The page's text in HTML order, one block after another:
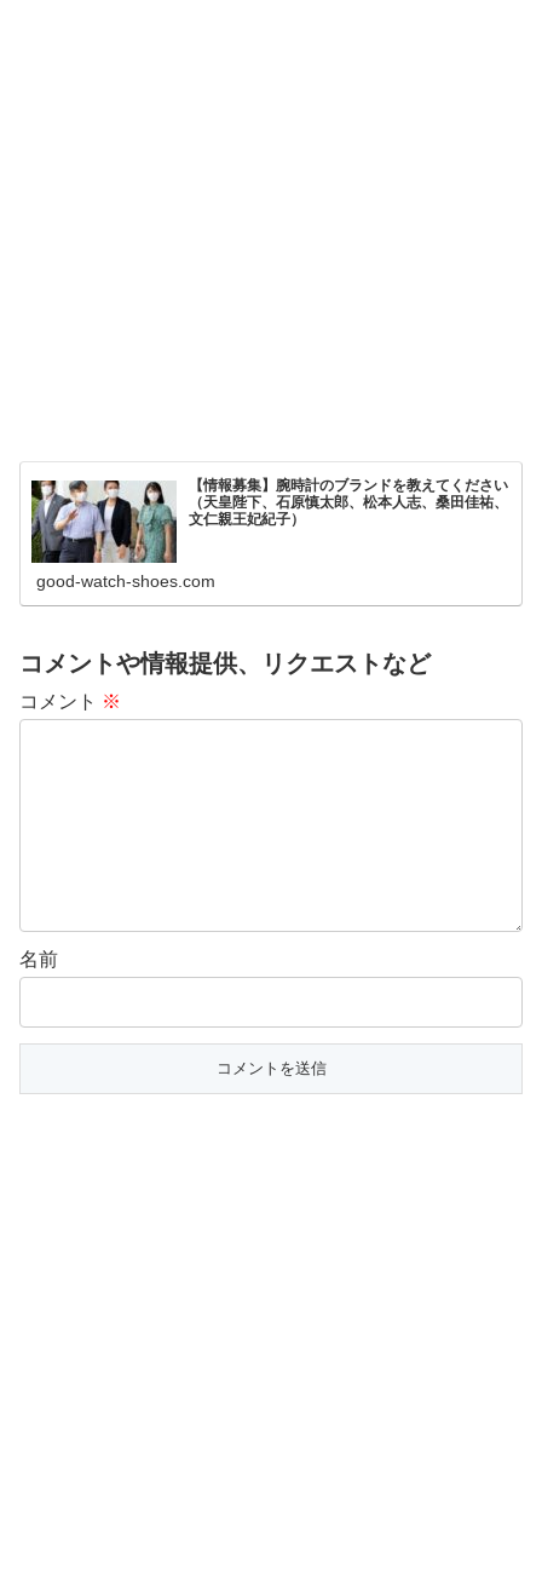
【情報募集】腕時計のブランドを教えてください
（天皇陛下、石原慎太郎、松本人志、桑田佳祐、
文仁親王妃紀子）
good-watch-shoes.com
コメントや情報提供、リクエストなど
コメント ※
名前